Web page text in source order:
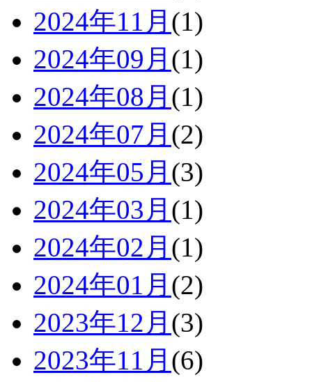
2024年11月 (1)
2024年09月 (1)
2024年08月 (1)
2024年07月 (2)
2024年05月 (3)
2024年03月 (1)
2024年02月 (1)
2024年01月 (2)
2023年12月 (3)
2023年11月 (6)